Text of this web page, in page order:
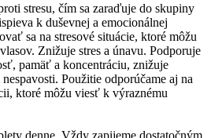
stresu, čím sa zaraďuje do skupiny
k duševnej a emocionálnej
sa na stresové situácie, ktoré môžu
Znižuje stres a únavu. Podporuje
pamäť a koncentráciu, znižuje
Použitie odporúčame aj na
ktoré môžu viesť k výraznému
denne. Vždy zapijeme dostatočným